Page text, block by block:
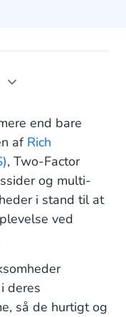
API
API
end bare
af Rich
, Two-Factor
og multi-
i stand til at
ved
deres
så de hurtigt og